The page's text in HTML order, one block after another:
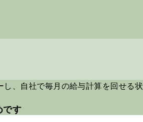
、自社で毎月の給与計算を回せる状
です